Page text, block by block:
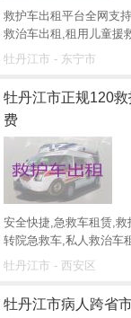
救护车出租平台全网支
救治车出租,租用儿童援
牡丹江市 - 东宁市
牡丹江市正规120
费
安全快捷,急救车租赁,
转院急救车,私人救治车
牡丹江市 - 西安区
牡丹江市病人跨省